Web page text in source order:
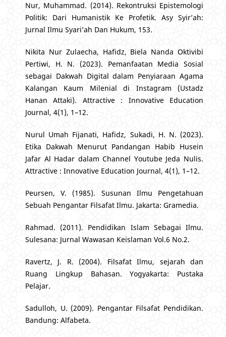
Nur, Muhammad. (2014). Rekontruksi Epistemologi
Politik: Dari Humanistik Ke Profetik. Asy Syir’ah:
Jurnal Ilmu Syari’ah Dan Hukum, 153.
Nikita Nur Zulaecha, Hafidz, Biela Nanda Oktivibi
Pertiwi, H. N. (2023). Pemanfaatan Media Sosial
sebagai Dakwah Digital dalam Penyiaraan Agama
Kalangan Kaum Milenial di Instagram (Ustadz
Hanan Attaki). Attractive : Innovative Education
Journal, 4(1), 1–12.
Nurul Umah Fijanati, Hafidz, Sukadi, H. N. (2023).
Etika Dakwah Menurut Pandangan Habib Husein
Jafar Al Hadar dalam Channel Youtube Jeda Nulis.
Attractive : Innovative Education Journal, 4(1), 1–12.
Peursen, V. (1985). Susunan Ilmu Pengetahuan
Sebuah Pengantar Filsafat Ilmu. Jakarta: Gramedia.
Rahmad. (2011). Pendidikan Islam Sebagai Ilmu.
Sulesana: Jurnal Wawasan Keislaman Vol.6 No.2.
Ravertz, J. R. (2004). Filsafat Ilmu, sejarah dan
Ruang Lingkup Bahasan. Yogyakarta: Pustaka
Pelajar.
Sadulloh, U. (2009). Pengantar Filsafat Pendidikan.
Bandung: Alfabeta.